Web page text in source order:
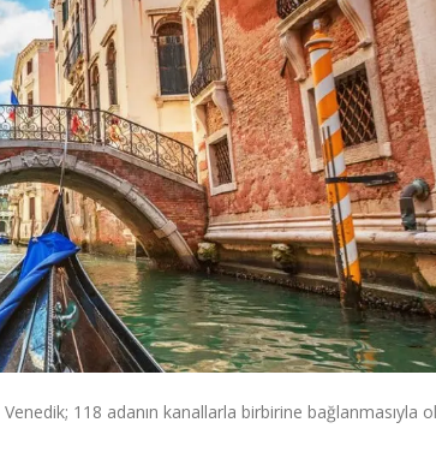
118 adanın kanallarla birbirine bağlanmasıyla